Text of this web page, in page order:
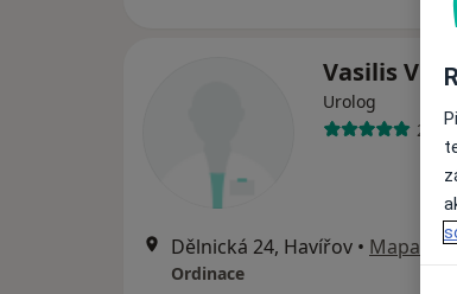
Vasilis
Urolog
2
Dělnická 24, Havířov • Mapa
Ordinace